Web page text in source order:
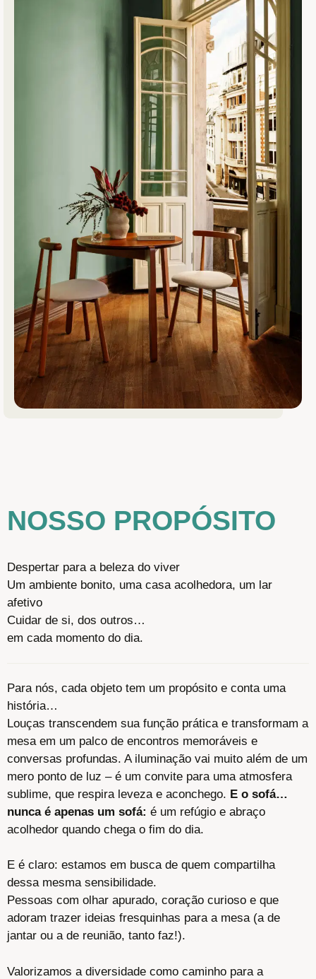
NOSSO PROPÓSITO
Despertar para a beleza do viver
Um ambiente bonito, uma casa acolhedora, um lar
afetivo
Cuidar de si, dos outros…
em cada momento do dia.
Para nós, cada objeto tem um propósito e conta uma
história…
Louças transcendem sua função prática e transformam a
mesa em um palco de encontros memoráveis e
conversas profundas. A iluminação vai muito além de um
mero ponto de luz – é um convite para uma atmosfera
sublime, que respira leveza e aconchego. E o sofá…
nunca é apenas um sofá: é um refúgio e abraço
acolhedor quando chega o fim do dia.
E é claro: estamos em busca de quem compartilha
dessa mesma sensibilidade.
Pessoas com olhar apurado, coração curioso e que
adoram trazer ideias fresquinhas para a mesa (a de
jantar ou a de reunião, tanto faz!).
Valorizamos a diversidade como caminho para a